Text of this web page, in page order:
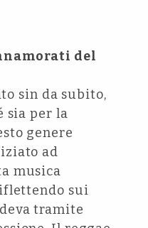
del
sin da subito,
sia per la
genere
ad
musica
sui
tramite